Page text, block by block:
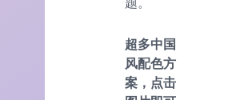
超多中国
风配色方
案，点击